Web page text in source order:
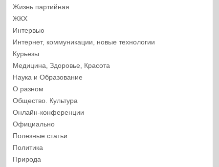
Жизнь партийная
ЖКХ
Интервью
Интернет, коммуникации, новые технологии
Курьезы
Медицина, Здоровье, Красота
Наука и Образование
О разном
Общество. Культура
Онлайн-конференции
Официально
Полезные статьи
Политика
Природа